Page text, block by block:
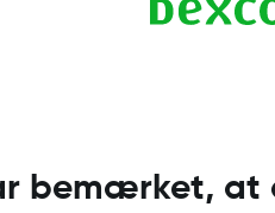
bemærket, at